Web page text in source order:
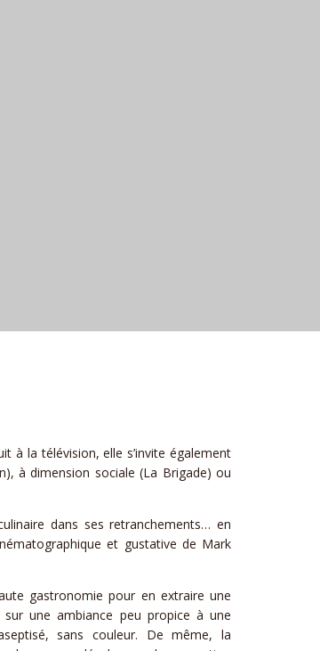
à la télévision, elle s’invite également
à dimension sociale (La Brigade) ou
dans ses retranchements… en
et gustative de Mark
gastronomie pour en extraire une
une ambiance peu propice à une
sans couleur. De même, la